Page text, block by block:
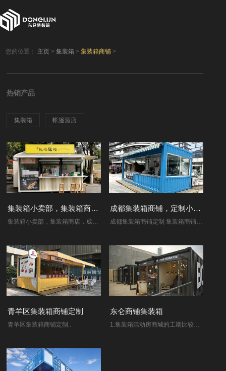
您的位置： 主页 >集装箱 >集装箱商铺 >
热销产品
集装箱 帐篷酒店
集装箱小卖部，集装箱商店，成都二手集装箱
集装箱小卖部，集装箱商店，成都二手集装箱 我厂专业生产各类集装箱 厂址：成都市新都区工业东区1399号..
成都集装箱商铺，定制小卖部，移动商铺
成都集装箱商铺定制 集装箱商铺位置：成都市凯德广场 集装箱商铺大小：集装箱商铺一搬按照客户需求定制，图中尺寸2.46m*4m. 集装箱商铺主要材质：底盘..
青羊区集装箱商铺定制
青羊区集装箱商铺定制..
东仑商铺集装箱
1.集装箱活动房商城的工期比较短，一般的商城建筑要一两年的时间才能完工，这样的集装箱活动房商城几个月的时间就可以正常的营业了。 2.建筑费用低..